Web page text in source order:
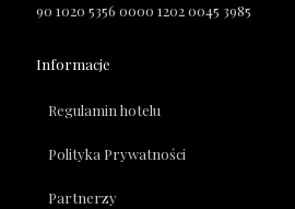
90 1020 5356 0000 1202 0045 3985
Informacje
Regulamin hotelu
Polityka Prywatności
Partnerzy